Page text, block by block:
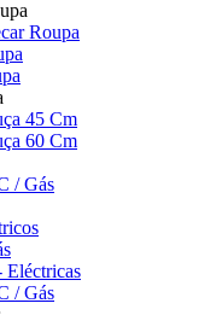
Roupa
45 Cm
60 Cm
/ Gás
Eléctricas
/ Gás